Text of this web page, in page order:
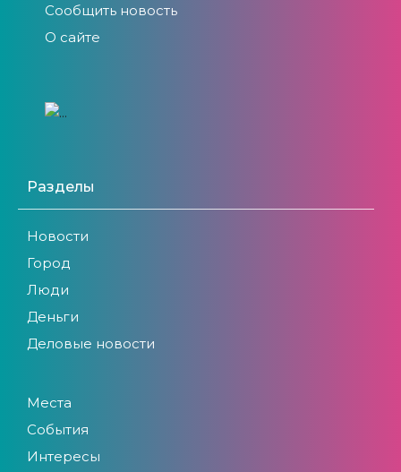
Сообщить новость
О сайте
Разделы
Новости
Город
Люди
Деньги
Деловые новости
Места
События
Интересы